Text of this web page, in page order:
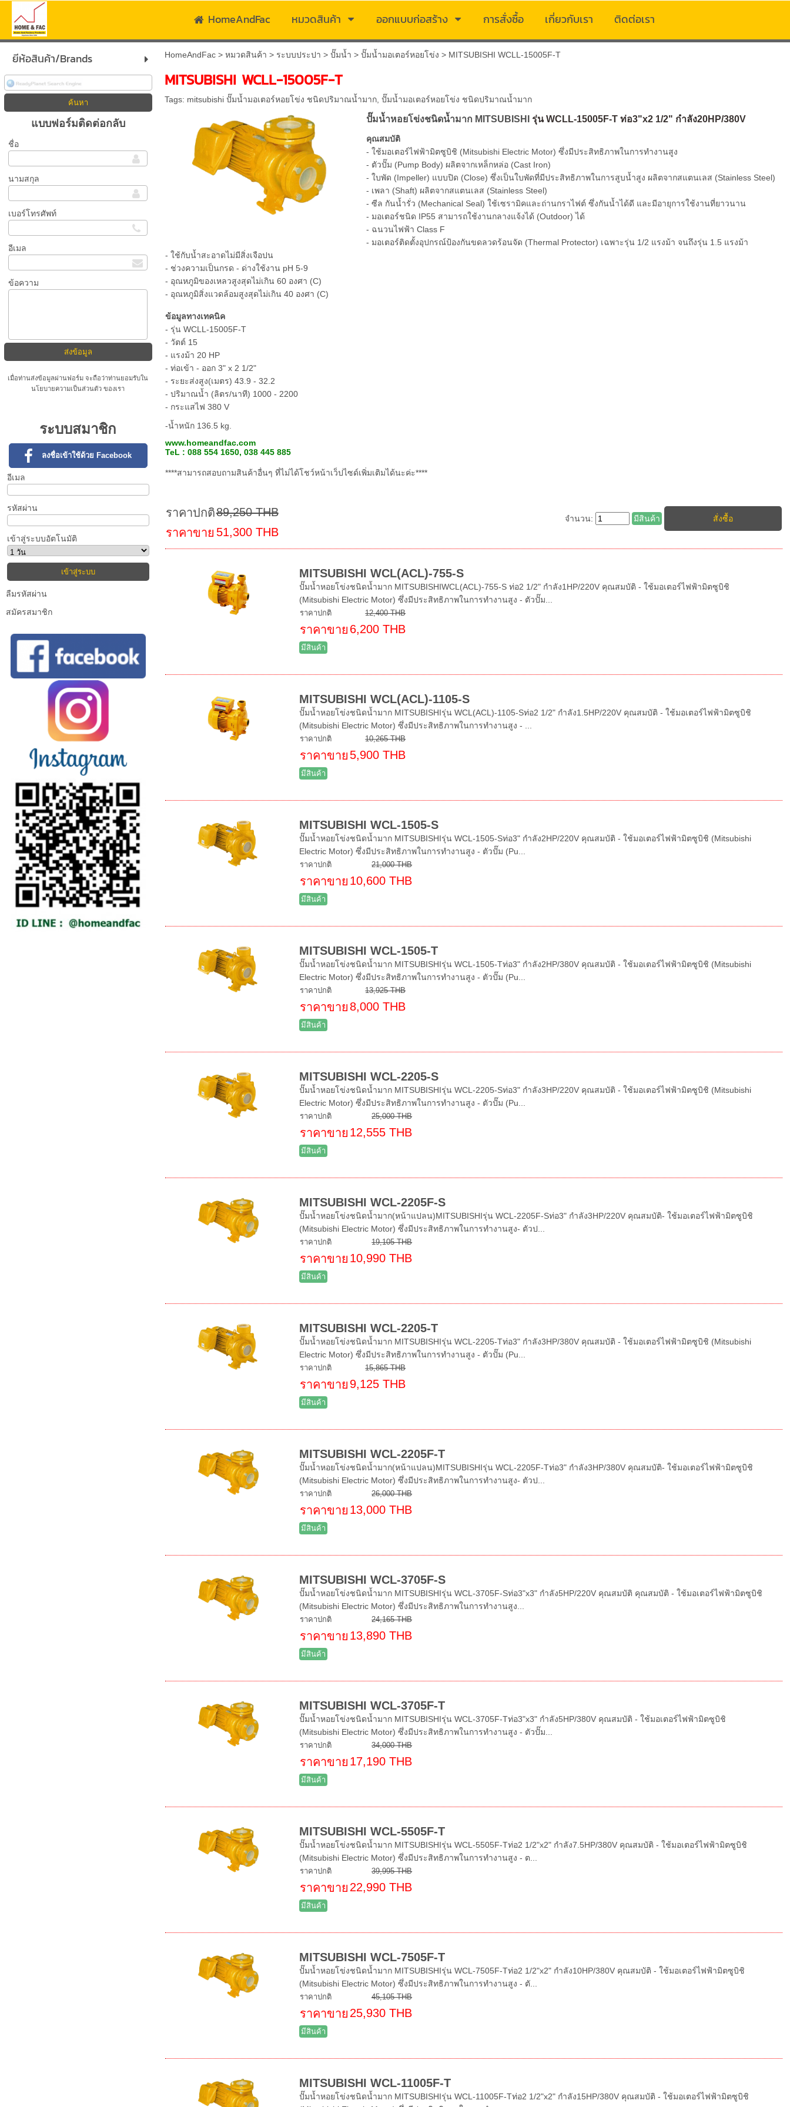
HomeAndFac หมวดสินค้า ออกแบบก่อสร้าง การสั่งซื้อ เกี่ยวกับเรา ติดต่อเรา
ยีห้อสินค้า/Brands
แบบฟอร์มติดต่อกลับ
ชื่อ
นามสกุล
เบอร์โทรศัพท์
อีเมล
ข้อความ
เมื่อท่านส่งข้อมูลผ่านฟอร์ม จะถือว่าท่านยอมรับใน
นโยบายความเป็นส่วนตัวของเรา
ระบบสมาชิก
ลงชื่อเข้าใช้ด้วย Facebook
อีเมล
รหัสผ่าน
เข้าสู่ระบบอัตโนมัติ
ลืมรหัสผ่าน
สมัครสมาชิก
HomeAndFac> หมวดสินค้า > ระบบประปา > ปั๊มน้ำ > ปั๊มน้ำมอเตอร์หอยโข่ง > MITSUBISHI WCLL-15005F-T
MITSUBISHI WCLL-15005F-T
Tags: mitsubishi ปั๊มน้ำมอเตอร์หอยโข่ง ชนิดปริมาณน้ำมาก ,ปั๊มน้ำมอเตอร์หอยโข่ง ชนิดปริมาณน้ำมาก
ปั๊มน้ำหอยโข่งชนิดน้ำมาก MITSUBISHI รุ่น WCLL-15005F-Tท่อ3"x2 1/2" กำลัง20HP/380V
คุณสมบัติ
- ใช้มอเตอร์ไฟฟ้ามิตซูบิชิ (Mitsubishi Electric Motor) ซึ่งมีประสิทธิภาพในการทำงานสูง
- ตัวปั๊ม (Pump Body) ผลิตจากเหล็กหล่อ (Cast Iron)
- ใบพัด (Impeller) แบบปิด (Close) ซึ่งเป็นใบพัดที่มีประสิทธิภาพในการสูบน้ำสูง ผลิตจากสแตนเลส (Stainless Steel)
- เพลา (Shaft) ผลิตจากสแตนเลส (Stainless Steel)
- ซีล กันน้ำรั่ว (Mechanical Seal) ใช้เซรามิคและถ่านกราไฟต์ ซึ่งกันน้ำได้ดี และมีอายุการใช้งานที่ยาวนาน
- มอเตอร์ชนิด IP55 สามารถใช้งานกลางแจ้งได้ (Outdoor) ได้
- ฉนวนไฟฟ้า Class F
- มอเตอร์ติดตั้งอุปกรณ์ป้องกันขดลวดร้อนจัด (Thermal Protector) เฉพาะรุ่น 1/2 แรงม้า จนถึงรุ่น 1.5 แรงม้า
- ใช้กับน้ำสะอาดไม่มีสิ่งเจือปน
- ช่วงความเป็นกรด - ด่างใช้งาน pH 5-9
- อุณหภูมิของเหลวสูงสุดไม่เกิน 60 องศา (C)
- อุณหภูมิสิ่งแวดล้อมสูงสุดไม่เกิน 40 องศา (C)
ข้อมูลทางเทคนิค
- รุ่น WCLL-15005F-T
- วัตต์ 15
- แรงม้า 20 HP
- ท่อเข้า - ออก 3" x 2 1/2"
- ระยะส่งสูง(เมตร) 43.9 - 32.2
- ปริมาณน้ำ (ลิตร/นาที) 1000 - 2200
- กระแสไฟ 380 V
-น้ำหนัก 136.5 kg.
www.homeandfac.com
TeL : 088 554 1650, 038 445 885
****สามารถสอบถามสินค้าอื่นๆ ที่ไม่ได้โชว์หน้าเว็ปไซด์เพิ่มเติมได้นะค่ะ****
ราคาปกติ89,250 THB
ราคาขาย 51,300 THB
จำนวน: มีสินค้า
MITSUBISHI WCL(ACL)-755-S
ปั๊มน้ำหอยโข่งชนิดน้ำมาก MITSUBISHIWCL(ACL)-755-S ท่อ2 1/2" กำลัง1HP/220V คุณสมบัติ - ใช้มอเตอร์ไฟฟ้ามิตซูบิชิ
(Mitsubishi Electric Motor) ซึ่งมีประสิทธิภาพในการทำงานสูง - ตัวปั๊ม...
ราคาปกติ 12,400 THB
ราคาขาย 6,200 THB
มีสินค้า
MITSUBISHI WCL(ACL)-1105-S
ปั๊มน้ำหอยโข่งชนิดน้ำมาก MITSUBISHIรุ่น WCL(ACL)-1105-Sท่อ2 1/2" กำลัง1.5HP/220V คุณสมบัติ - ใช้มอเตอร์ไฟฟ้ามิตซูบิชิ
(Mitsubishi Electric Motor) ซึ่งมีประสิทธิภาพในการทำงานสูง - ...
ราคาปกติ 10,265 THB
ราคาขาย 5,900 THB
มีสินค้า
MITSUBISHI WCL-1505-S
ปั๊มน้ำหอยโข่งชนิดน้ำมาก MITSUBISHIรุ่น WCL-1505-Sท่อ3" กำลัง2HP/220V คุณสมบัติ - ใช้มอเตอร์ไฟฟ้ามิตซูบิชิ (Mitsubishi
Electric Motor) ซึ่งมีประสิทธิภาพในการทำงานสูง - ตัวปั๊ม (Pu...
ราคาปกติ 21,000 THB
ราคาขาย 10,600 THB
มีสินค้า
MITSUBISHI WCL-1505-T
ปั๊มน้ำหอยโข่งชนิดน้ำมาก MITSUBISHIรุ่น WCL-1505-Tท่อ3" กำลัง2HP/380V คุณสมบัติ - ใช้มอเตอร์ไฟฟ้ามิตซูบิชิ (Mitsubishi
Electric Motor) ซึ่งมีประสิทธิภาพในการทำงานสูง - ตัวปั๊ม (Pu...
ราคาปกติ 13,925 THB
ราคาขาย 8,000 THB
มีสินค้า
MITSUBISHI WCL-2205-S
ปั๊มน้ำหอยโข่งชนิดน้ำมาก MITSUBISHIรุ่น WCL-2205-Sท่อ3" กำลัง3HP/220V คุณสมบัติ - ใช้มอเตอร์ไฟฟ้ามิตซูบิชิ (Mitsubishi
Electric Motor) ซึ่งมีประสิทธิภาพในการทำงานสูง - ตัวปั๊ม (Pu...
ราคาปกติ 25,000 THB
ราคาขาย 12,555 THB
มีสินค้า
MITSUBISHI WCL-2205F-S
ปั๊มน้ำหอยโข่งชนิดน้ำมาก(หน้าแปลน)MITSUBISHIรุ่น WCL-2205F-Sท่อ3" กำลัง3HP/220V คุณสมบัติ- ใช้มอเตอร์ไฟฟ้ามิตซูบิชิ
(Mitsubishi Electric Motor) ซึ่งมีประสิทธิภาพในการทำงานสูง- ตัวป...
ราคาปกติ 19,105 THB
ราคาขาย 10,990 THB
มีสินค้า
MITSUBISHI WCL-2205-T
ปั๊มน้ำหอยโข่งชนิดน้ำมาก MITSUBISHIรุ่น WCL-2205-Tท่อ3" กำลัง3HP/380V คุณสมบัติ - ใช้มอเตอร์ไฟฟ้ามิตซูบิชิ (Mitsubishi
Electric Motor) ซึ่งมีประสิทธิภาพในการทำงานสูง - ตัวปั๊ม (Pu...
ราคาปกติ 15,865 THB
ราคาขาย 9,125 THB
มีสินค้า
MITSUBISHI WCL-2205F-T
ปั๊มน้ำหอยโข่งชนิดน้ำมาก(หน้าแปลน)MITSUBISHIรุ่น WCL-2205F-Tท่อ3" กำลัง3HP/380V คุณสมบัติ- ใช้มอเตอร์ไฟฟ้ามิตซูบิชิ
(Mitsubishi Electric Motor) ซึ่งมีประสิทธิภาพในการทำงานสูง- ตัวป...
ราคาปกติ 26,000 THB
ราคาขาย 13,000 THB
มีสินค้า
MITSUBISHI WCL-3705F-S
ปั๊มน้ำหอยโข่งชนิดน้ำมาก MITSUBISHIรุ่น WCL-3705F-Sท่อ3"x3" กำลัง5HP/220V คุณสมบัติ คุณสมบัติ - ใช้มอเตอร์ไฟฟ้ามิตซูบิชิ
(Mitsubishi Electric Motor) ซึ่งมีประสิทธิภาพในการทำงานสูง...
ราคาปกติ 24,165 THB
ราคาขาย 13,890 THB
มีสินค้า
MITSUBISHI WCL-3705F-T
ปั๊มน้ำหอยโข่งชนิดน้ำมาก MITSUBISHIรุ่น WCL-3705F-Tท่อ3"x3" กำลัง5HP/380V คุณสมบัติ - ใช้มอเตอร์ไฟฟ้ามิตซูบิชิ
(Mitsubishi Electric Motor) ซึ่งมีประสิทธิภาพในการทำงานสูง - ตัวปั๊ม...
ราคาปกติ 34,000 THB
ราคาขาย 17,190 THB
มีสินค้า
MITSUBISHI WCL-5505F-T
ปั๊มน้ำหอยโข่งชนิดน้ำมาก MITSUBISHIรุ่น WCL-5505F-Tท่อ2 1/2"x2" กำลัง7.5HP/380V คุณสมบัติ - ใช้มอเตอร์ไฟฟ้ามิตซูบิชิ
(Mitsubishi Electric Motor) ซึ่งมีประสิทธิภาพในการทำงานสูง - ต...
ราคาปกติ 39,995 THB
ราคาขาย 22,990 THB
มีสินค้า
MITSUBISHI WCL-7505F-T
ปั๊มน้ำหอยโข่งชนิดน้ำมาก MITSUBISHIรุ่น WCL-7505F-Tท่อ2 1/2"x2" กำลัง10HP/380V คุณสมบัติ - ใช้มอเตอร์ไฟฟ้ามิตซูบิชิ
(Mitsubishi Electric Motor) ซึ่งมีประสิทธิภาพในการทำงานสูง - ตั...
ราคาปกติ 45,105 THB
ราคาขาย 25,930 THB
มีสินค้า
MITSUBISHI WCL-11005F-T
ปั๊มน้ำหอยโข่งชนิดน้ำมาก MITSUBISHIรุ่น WCL-11005F-Tท่อ2 1/2"x2" กำลัง15HP/380V คุณสมบัติ - ใช้มอเตอร์ไฟฟ้ามิตซูบิชิ